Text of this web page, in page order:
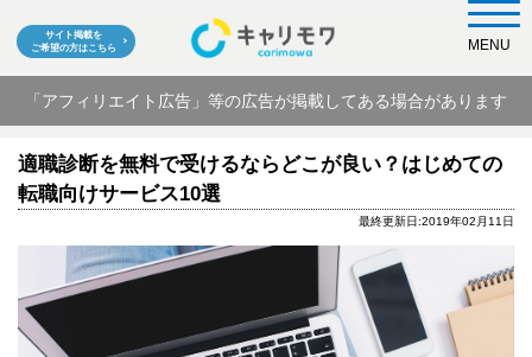
サイト掲載を
ご希望の方はこちら
「アフィリエイト広告」等の広告が掲載してある場合があります
MENU
適職診断を無料で受けるならどこが良い？はじめての
転職向けサービス10選
最終更新日:2019年02月11日